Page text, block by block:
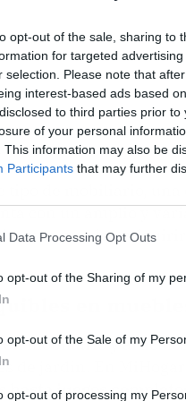
opt-out of the sale, sharing to
for targeted
selection. Please note that
interest-based ads based
to third parties prior
of your personal
This information may also be
Participants that may further
Data Processing Opt Outs
opt-out of the Sharing of my
opt-out of the Sale of my
opt-out of processing my
de mobiliario, una
con un amplio y
y se pueden adquirir
en
en mobiliario y
de jardín. En MiHogar
hasta juegos